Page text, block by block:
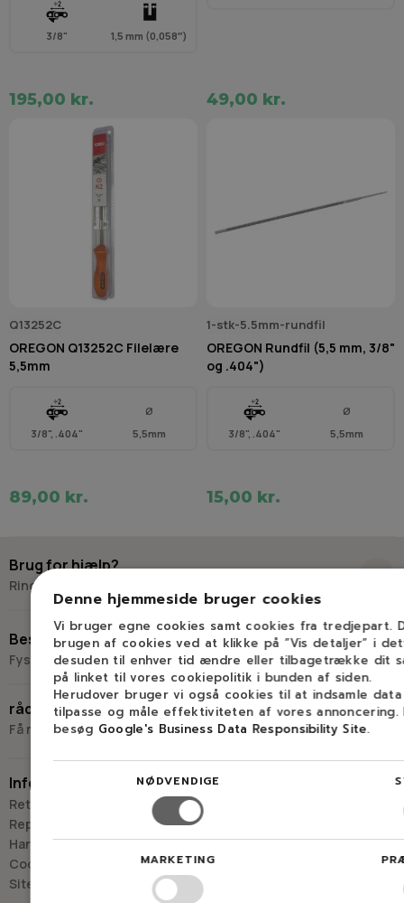
3/8" 1,5 mm (0,058″)
195,00 kr. 49,00 kr.
Q13252C
OREGON Q13252C Filelære
5,5mm
3/8", .404"
Ø
5,5mm
89,00 kr.
1-stk-5.5mm-rundfil
OREGON Rundfil (5,5 mm, 3/8"
og .404")
3/8", .404"
Ø
5,5mm
15,00 kr.
Brug for hjælp?
Ring eller skriv til Savdoktoren
+45 98 17 27 33
Skriv til os
Besøg os
Fysisk butik og kompetencecenter
Virkelyst 3
9400 Nørresundby
råd og vejledning
Få råd og vejledning hos Savdoktoren
“Vi bygger vores løsninger på viden, erfaring og faglig indsigt
- så du kan træffe
det rigtige valg, hver gang.
- Jan “Savdoktoren” Østergaard
Information
Retur
Reparation
Handelsbetingelser
Cookies
Sitemap
Denne hjemmeside bruger cookies
Vi bruger egne cookies samt cookies fra tredjepart.
brugen af cookies ved at klikke på ”Vis detaljer” i
desuden til enhver tid ændre eller tilbagetrække dit
på linket til vores cookiepolitik i bunden af siden.
Herudover bruger vi også cookies til at indsamle
tilpasse og måle effektiviteten af vores annoncering.
besøg Google's Business Data Responsibility Site.
NØDVENDIGE
MARKETING